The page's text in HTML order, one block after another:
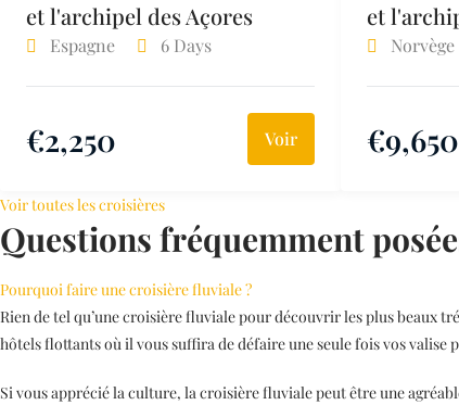
et l'archipel des Açores
Espagne 6 Days
€2,250 Voir
et
Norvège
€9,650
Voir toutes les croisières
Questions fréquemment
Pourquoi faire une croisière fluviale ?
Rien de tel qu’une croisière fluviale pour découvrir les plus beaux
hôtels flottants où il vous suffira de défaire une seule fois vos valise
Si vous apprécié la culture, la croisière fluviale peut être une